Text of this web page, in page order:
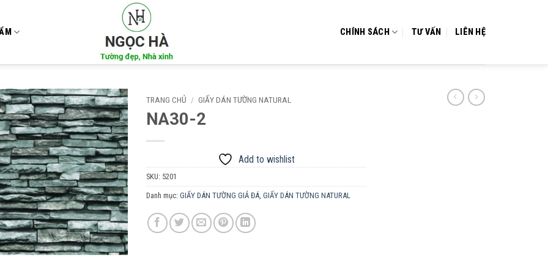
CHÍNH SÁCH TƯ VẤN LIÊN HỆ
Add to
wishlist
TRANG CHỦ / GIẤY DÁN TƯỜNG NATURAL
NA30-2
Add to wishlist
SKU: 5201
Danh mục: GIẤY DÁN TƯỜNG GIẢ ĐÁ GIẤY DÁN TƯỜNG NATURAL